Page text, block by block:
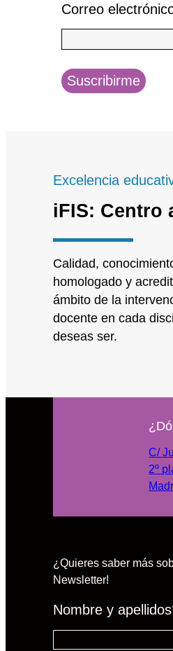
Correo
Suscribirme
Excelencia
iFIS: Centro
Calidad,
homologado y
ámbito de la
docente en cada
deseas ser.
C/
2º
¿Quieres saber más
Newsletter!
Nombre y apellidos